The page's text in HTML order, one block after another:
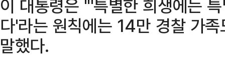
이 대통령은 "'특별한 희생에는
다'라는 원칙에는 14만 경찰 가
말했다.